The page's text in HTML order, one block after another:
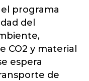
programa
del
CO2 y material
espera
de